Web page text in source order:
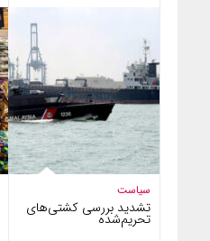
سیاست
تشدید بررسی کشتی‌های
تحریم‌شده